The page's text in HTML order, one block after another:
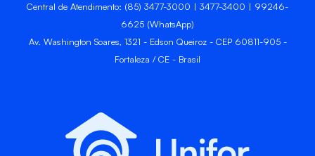
Central de Atendimento: (85) 3477-3000 | 3477-3400 | 99246-
6625 (WhatsApp)
Av. Washington Soares, 1321 - Edson Queiroz - CEP 60811-905 -
Fortaleza / CE - Brasil